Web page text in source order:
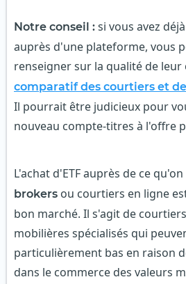
Notre conseil : si vous avez
auprès d'une plateforme, vous
renseigner sur la qualité de leur
comparatif des courtiers et
Il pourrait être judicieux pour
nouveau compte-titres à l'offre
L'achat d'ETF auprès de ce
brokers ou courtiers en ligne
bon marché. Il s'agit de
mobilières spécialisés qui
particulièrement bas en raison
dans le commerce des valeurs